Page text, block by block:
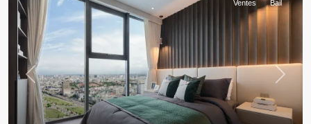
Previous Next
Ventes Bail